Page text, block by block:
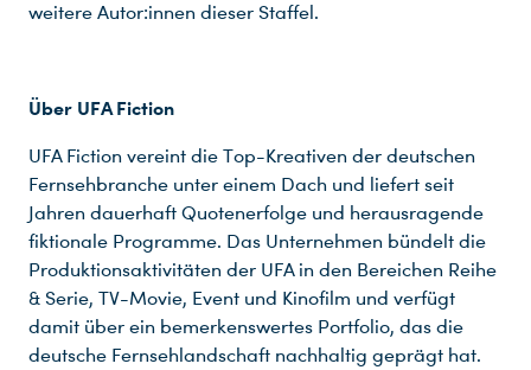
weitere Autor:innen dieser Staffel.
Über UFA Fiction
UFA Fiction vereint die Top-Kreativen der deutschen
Fernsehbranche unter einem Dach und liefert seit
Jahren dauerhaft Quotenerfolge und herausragende
fiktionale Programme. Das Unternehmen bündelt die
Produktionsaktivitäten der UFA in den Bereichen Reihe
& Serie, TV-Movie, Event und Kinofilm und verfügt
damit über ein bemerkenswertes Portfolio, das die
deutsche Fernsehlandschaft nachhaltig geprägt hat.